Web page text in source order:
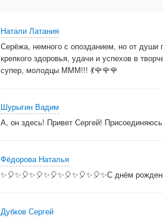
Натали Латания
Серёжа, немного с опозданием, но от
крепкого здоровья, удачи и успехов в
супер, молодцы МММ!!! 💃🌹🌹🌹
Шурыгин Вадим
А, он здесь! Привет Сергей!
Фёдорова Наталья
✨🎈✨🎈✨🎈✨🎈✨🎈✨🎈✨🎈✨С днём
Дубков Сергей